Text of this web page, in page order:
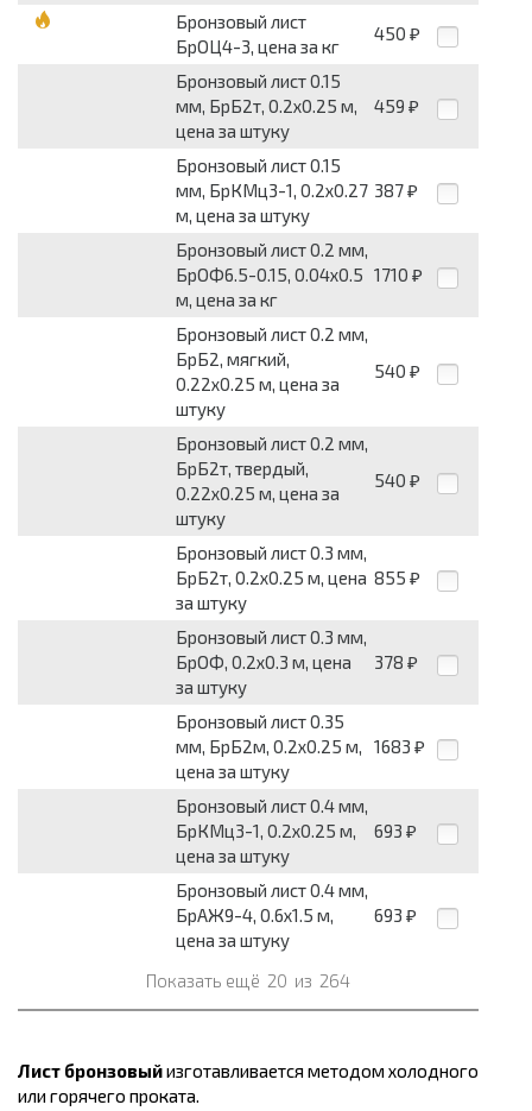
Бронзовый лист
БрОЦ4-3, цена за кг
450 ₽
Бронзовый лист 0.15
мм, БрБ2т, 0.2х0.25 м,
цена за штуку
459 ₽
Бронзовый лист 0.15
мм, БрКМц3-1, 0.2х0.27
м, цена за штуку
387 ₽
Бронзовый лист 0.2 мм,
БрОФ6.5-0.15, 0.04х0.5
м, цена за кг
1710 ₽
Бронзовый лист 0.2 мм,
БрБ2, мягкий,
0.22х0.25 м, цена за
штуку
540 ₽
Бронзовый лист 0.2 мм,
БрБ2т, твердый,
0.22х0.25 м, цена за
штуку
540 ₽
Бронзовый лист 0.3 мм,
БрБ2т, 0.2х0.25 м, цена
за штуку
855 ₽
Бронзовый лист 0.3 мм,
БрОФ, 0.2х0.3 м, цена
за штуку
378 ₽
Бронзовый лист 0.35
мм, БрБ2м, 0.2х0.25 м,
цена за штуку
1683 ₽
Бронзовый лист 0.4 мм,
БрКМц3-1, 0.2х0.25 м,
цена за штуку
693 ₽
Бронзовый лист 0.4 мм,
БрАЖ9-4, 0.6х1.5 м,
цена за штуку
693 ₽
Показать ещё 20 из 264
Лист бронзовыйизготавливается методом холодного
или горячего проката.